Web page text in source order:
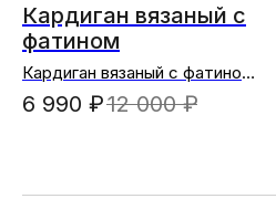
Кардиган вязаный с
фатином
Кардиган вязаный с фатином
(черный)
6 990 ₽12 000 ₽